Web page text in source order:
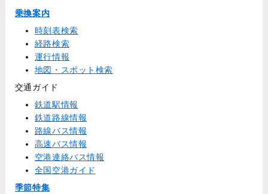
乗換案内
時刻表検索
経路検索
運行情報
地図・スポット検索
交通ガイド
鉄道駅情報
鉄道路線情報
路線バス情報
高速バス情報
空港連絡バス情報
全国空港ガイド
季節特集